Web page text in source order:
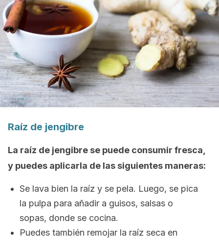
Raíz de jengibre
La raíz de jengibre se puede consumir fresca,
y puedes aplicarla de las siguientes maneras:
Se lava bien la raíz y se pela. Luego, se pica
la pulpa para añadir a guisos, salsas o
sopas, donde se cocina.
Puedes también remojar la raíz seca en